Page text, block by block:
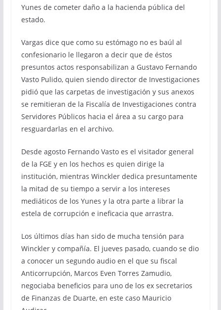
Yunes de cometer daño a la hacienda pública del
estado.
Vargas dice que como su estómago no es baúl al
confesionario le llegaron a decir que de éstos
presuntos actos responsabilizan a Gustavo Fernando
Vasto Pulido, quien siendo director de Investigaciones
pidió que las carpetas de investigación y sus anexos
se remitieran de la Fiscalía de Investigaciones contra
Servidores Públicos hacia el área a su cargo para
resguardarlas en el archivo.
Desde agosto Fernando Vasto es el visitador general
de la FGE y en los hechos es quien dirige la
institución, mientras Winckler dedica presuntamente
la mitad de su tiempo a servir a los intereses
mediáticos de los Yunes y la otra parte a librar la
estela de corrupción e ineficacia que arrastra.
Los últimos días han sido de mucha tensión para
Winckler y compañía. El jueves pasado, cuando se dio
a conocer un segundo audio en el que su fiscal
Anticorrupción, Marcos Even Torres Zamudio,
negociaba beneficios para uno de los ex secretarios
de Finanzas de Duarte, en este caso Mauricio